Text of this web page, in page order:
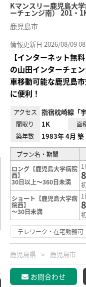
Kマンスリー鹿児島大
ーチェンジ南） 201・
鹿児島市
情報更新日 2026/08/09
【インターネット無
の山田インターチェ
車移動可能な鹿児島
に便利！
アクセス 指宿枕崎線「
間取り 1K 面
築年数 1983年 4月 築
プラン名・期間
ロング【鹿児島大学病院
西】
30日以上～360日未満
ショート【鹿児島大学病
院西】
～30日未満
テレワーク・在宅勤務可
鹿児島県 鹿児島市
お問合わせ